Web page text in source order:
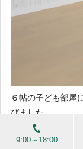
６帖の子ども部屋
びました。
窓から見える、外
9:00～18:00